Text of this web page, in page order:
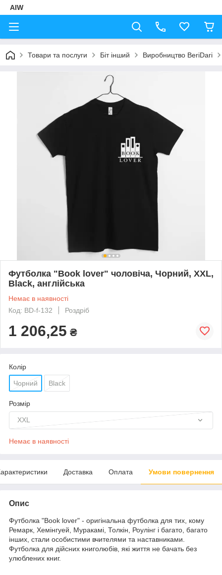
AIW
Товари та послуги Біт інший Виробництво BeriDari
Футболка "Book lover" чоловіча, Чорний, XXL,
Black, англійська
Немає в наявності
Код: BD-f-132
Роздріб
1 206,25 ₴
Колір
Чорний Black
Розмір
XXL
Немає в наявності
Доставка Оплата Умови повернення
Опис
Футболка "Book lover" - оригінальна футболка для тих, кому
Ремарк, Хемінгуей, Муракамі, Толкін, Роулінг і багато, багато
інших, стали особистими вчителями та наставниками.
Футболка для дійсних книголюбів, які життя не бачать без
улюблених книг.